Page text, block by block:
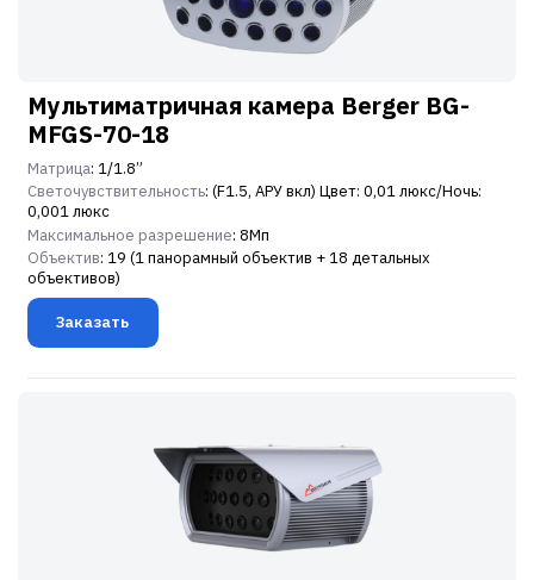
Мультиматричная камера Berger BG-
MFGS-70-18
Матрица: 1/1.8”
Светочувствительность: (F1.5, АРУ вкл) Цвет: 0,01 люкс/Ночь:
0,001 люкс
Максимальное разрешение: 8Мп
Объектив: 19 (1 панорамный объектив + 18 детальных
объективов)
Заказать